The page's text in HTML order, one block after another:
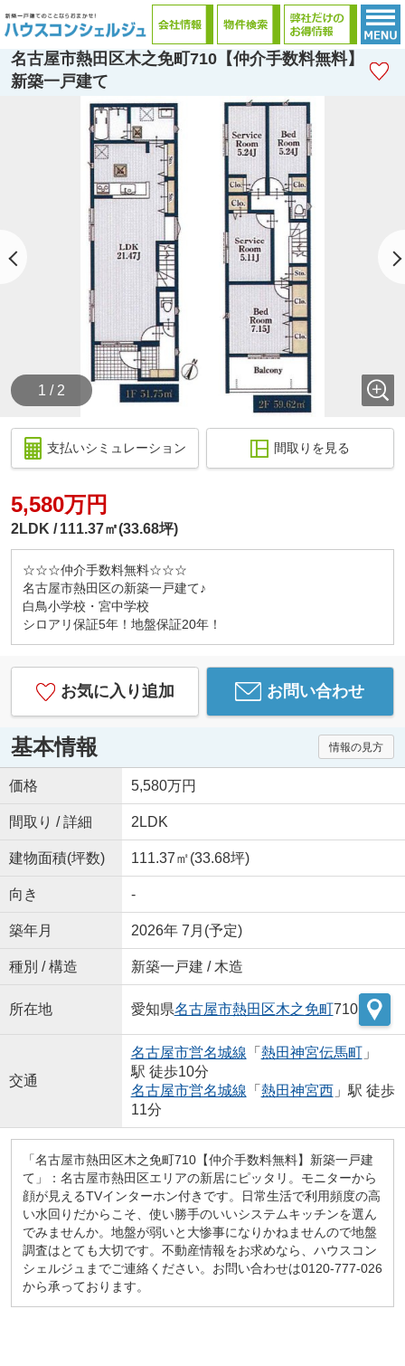
名古屋市熱田区木之免町710【仲介手数料無料】
新築一戸建て
1 / 2
支払いシミュレーション 間取りを見る
5,580万円
2LDK 111.37㎡(33.68坪)
☆☆☆仲介手数料無料☆☆☆
名古屋市熱田区の新築一戸建て♪
白鳥小学校・宮中学校
シロアリ保証5年！地盤保証20年！
お気に入り追加 お問い合わせ
基本情報 情報の見方
価格 5,580万円
間取り / 詳細 2LDK
建物面積(坪数) 111.37㎡(33.68坪)
向き -
築年月 2026年 7月(予定)
種別 / 構造 新築一戸建 / 木造
所在地 愛知県名古屋市熱田区木之免町710
交通
名古屋市営名城線 「 熱田神宮伝馬町」
駅 徒歩10分
名古屋市営名城線 「 熱田神宮西」駅 徒歩
11分
「名古屋市熱田区木之免町710【仲介手数料無料】新築一戸建
て」：名古屋市熱田区エリアの新居にピッタリ。モニターから
顔が見えるTVインターホン付きです。日常生活で利用頻度の高
い水回りだからこそ、使い勝手のいいシステムキッチンを選ん
でみませんか。地盤が弱いと大惨事になりかねませんので地盤
調査はとても大切です。不動産情報をお求めなら、ハウスコン
シェルジュまでご連絡ください。お問い合わせは0120-777-026
から承っております。